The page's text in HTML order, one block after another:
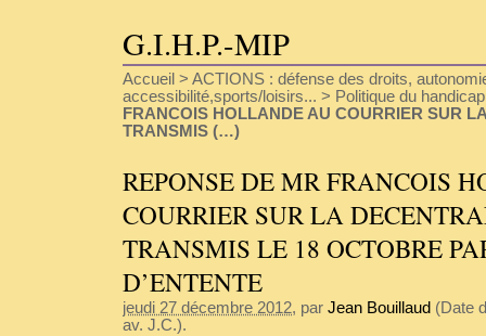
G.I.H.P.-MIP
Accueil > ACTIONS : défense des droits,
accessibilité,sports/loisirs... > Politique du handicap
FRANCOIS HOLLANDE AU COURRIER SUR
TRANSMIS (…)
REPONSE DE MR FRANCOIS
COURRIER SUR LA
TRANSMIS LE 18 OCTOBRE
D’ENTENTE
jeudi 27 décembre 2012, par Jean Bouillaud (Date
av. J.C.).